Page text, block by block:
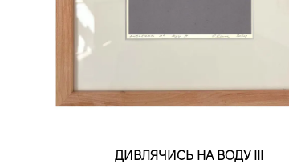
ДИВЛЯЧИСЬ НА ВОДУ ІІІ